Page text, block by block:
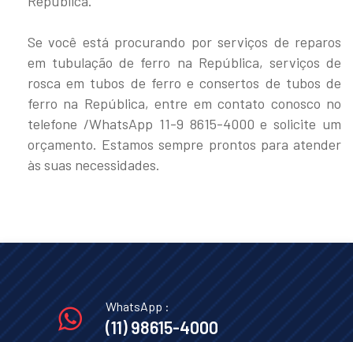
Se você está procurando por serviços de reparos
em tubulação de ferro na República, serviços de
rosca em tubos de ferro e consertos de tubos de
ferro na República, entre em contato conosco no
telefone /WhatsApp 11-9 8615-4000 e solicite um
orçamento. Estamos sempre prontos para atender
às suas necessidades.
WhatsApp :
(11) 98615-4000